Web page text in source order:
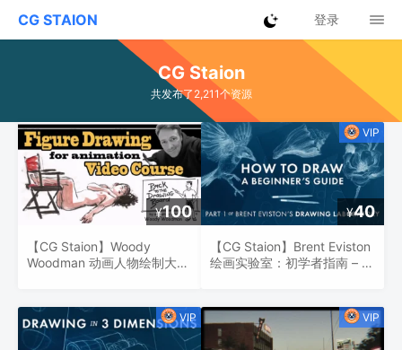
CG STAION 登录
CG Staion
共发布了2,211个资源
¥100
【CG Staion】Woody
Woodman 动画人物绘制大师
¥40
【CG Staion】Brent Eviston
绘画实验室：初学者指南 – 基